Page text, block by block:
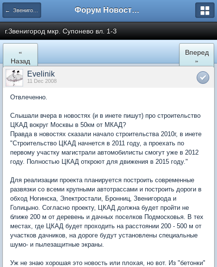
← Звенигород Форум Новостройки
г.Звенигород мкр. Супонево вл. 1-3
«
Назад
Вперед
»
Evelinik
11 Dec 2008
Отвлеченно.
Слышали вчера в новостях (и в инете пишут) про строительство
ЦКАД вокруг Москвы в 50км от МКАД?
Правда в новостях сказали начало строительства 2010г, в инете
"Строительство ЦКАД начнется в 2011 году, а проехать по
первому участку магистрали автомобилисты смогут уже в 2012
году. Полностью ЦКАД откроют для движения в 2015 году."
Для реализации проекта планируется построить современные
развязки со всеми крупными автотрассами и построить дороги в
обход Ногинска, Электростали, Бронниц, Звенигорода и
Голицыно. Согласно проекту, ЦКАД должна будет пройти не
ближе 200 м от деревень и дачных поселков Подмосковья. В тех
местах, где ЦКАД будет проходить на расстоянии 200 - 500 м от
участков дачников, на дороге будут установлены специальные
шумо- и пылезащитные экраны.
Уж не знаю хорошая это новость или плохая, но вот. Из "бетонки"